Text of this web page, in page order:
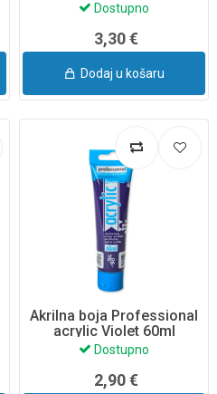
Dostupno
3,30 €
Dodaj u košaru
Akrilna boja Professional
acrylic Violet 60ml
Dostupno
2,90 €